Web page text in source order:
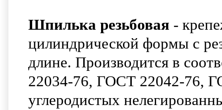
Шпилька резьбовая -
цилиндрической формы с
длине. Производится в
22034-76, ГОСТ 22042-76,
углеродистых